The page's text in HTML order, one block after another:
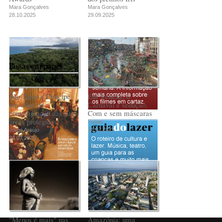
Mara Gonçalves
28.10.2025
Mara Gonçalves
29.09.2025
São Tomé e Príncipe:
um olhar de
contemplação das suas
áreas protegidas
Jorge Araújo
24.03.2025
Em Veneza, o
Carnaval é sedução.
Com e sem máscaras
Fugas
18.02.2025
"Menos é mais" nas
Amazónia: uma
Fugas em papel
PUB